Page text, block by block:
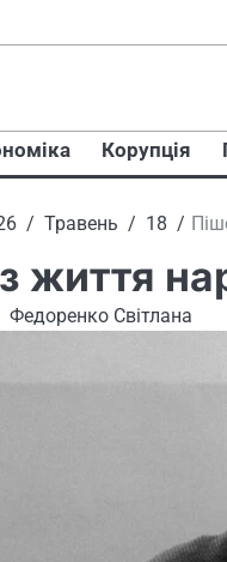
Корупція
Травень 18
життя
Федоренко Світлана